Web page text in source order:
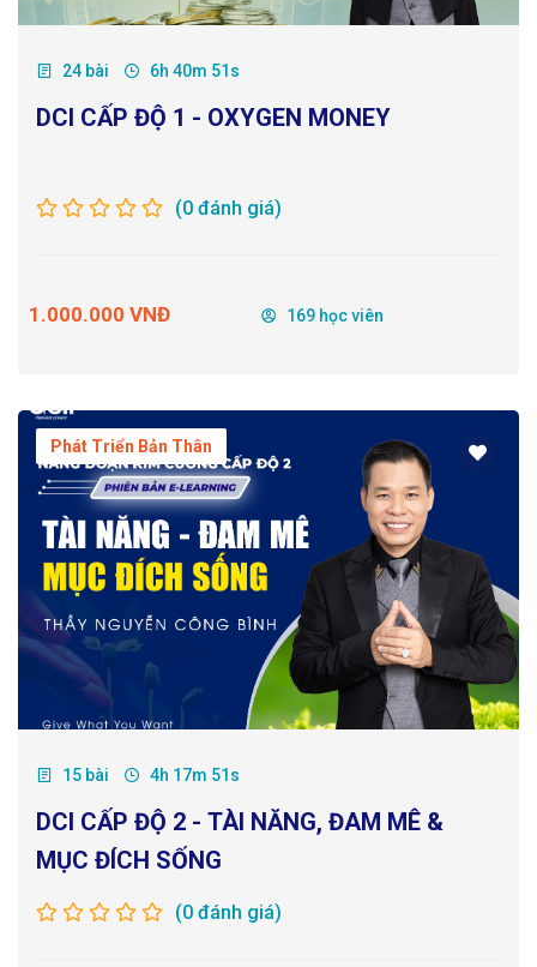
24 bài 6h 40m 51s
DCI CẤP ĐỘ 1 - OXYGEN MONEY
(0 đánh giá)
1.000.000 VNĐ 169 học viên
Phát Triển Bản Thân
15 bài 4h 17m 51s
DCI CẤP ĐỘ 2 - TÀI NĂNG, ĐAM MÊ &
MỤC ĐÍCH SỐNG
(0 đánh giá)